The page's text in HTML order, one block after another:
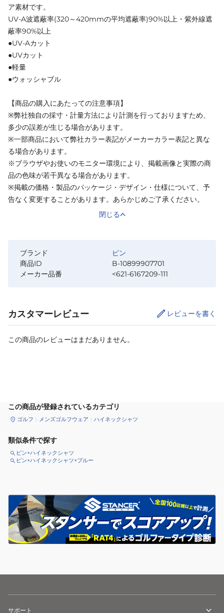
ア素材です。
UV-A波遮蔽率(320～420mmの平均遮蔽率)90%以上・紫外線遮
蔽率90%以上
●UV-Aカット
●UVカット
●軽量
●ウォッシャブル
【商品の購入にあたっての注意事項】
※弊社独自の採寸・計量方法により計測を行っておりますため、
多少の誤差が生じる場合があります。
※一部商品において弊社カラー表記がメーカーカラー表記と異な
る場合があります。
※ブラウザやお使いのモニター環境により、掲載画像と実際の商
品の色味が若干異なる場合があります。
※掲載の価格・製品のパッケージ・デザイン・仕様について、予
告なく変更することがあります。あらかじめご了承ください。
閉じる
ブランド
ピン
商品ID
B-10899907701
メーカー品番
<621-6167209-111
カスタマーレビュー レビューを書く
この商品のレビューはまだありません。
この商品が登録されているカテゴリ
ゴルフ メンズゴルフウェア ハイネックシャツ
類似条件で探す
ピン×ハイネックシャツ
ピン×ハイネックシャツ×ブルー
サポート